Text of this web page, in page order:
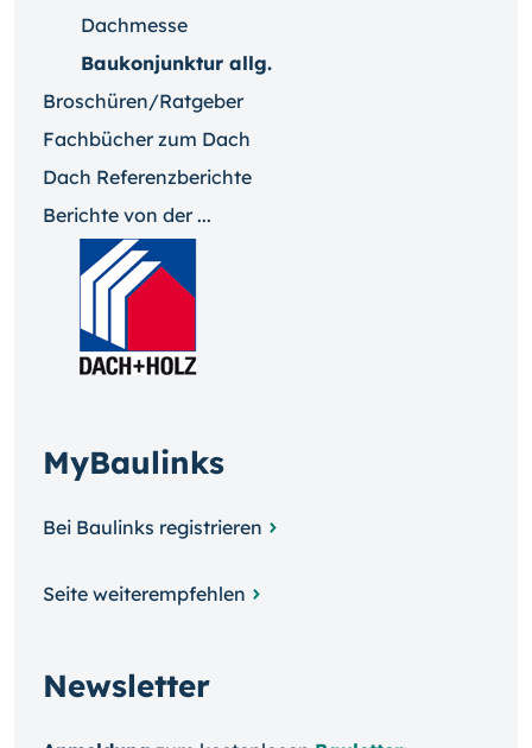
Dachmesse
Baukonjunktur allg.
Broschüren/Ratgeber
Fachbücher zum Dach
Dach Referenzberichte
Berichte von der ...
MyBaulinks
Bei Baulinks registrieren
Seite weiterempfehlen
Newsletter